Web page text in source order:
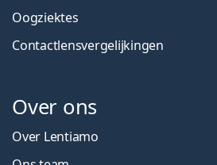
Oogziektes
Contactlensvergelijkingen
Over ons
Over Lentiamo